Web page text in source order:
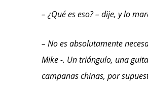
– ¿Qué es eso? – dije, y lo
– No es absolutamente
Mike -. Un triángulo, una
campanas chinas, por